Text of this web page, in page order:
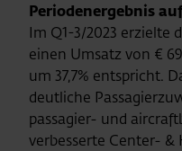
Periodenergebnis
Im Q1-3/2023 erzielte
einen Umsatz von €
um 37,7% entspricht.
deutliche
passagier- und
verbesserte Center-